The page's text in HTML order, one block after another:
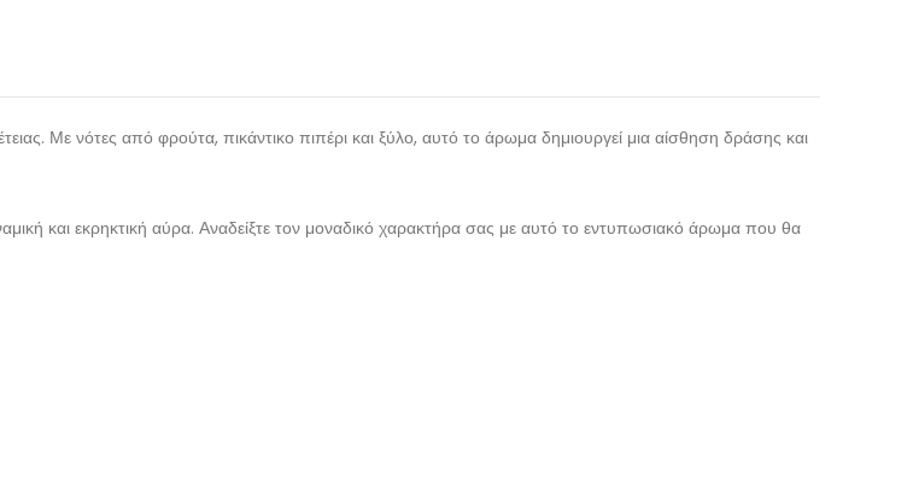
Με νότες από φρούτα, πικάντικο πιπέρι και ξύλο, αυτό το άρωμα δημιουργεί μια αίσθηση δράσης και
και εκρηκτική αύρα. Αναδείξτε τον μοναδικό χαρακτήρα σας με αυτό το εντυπωσιακό άρωμα που θα